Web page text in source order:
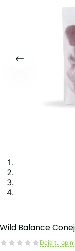
Wild Balance
Deja tu